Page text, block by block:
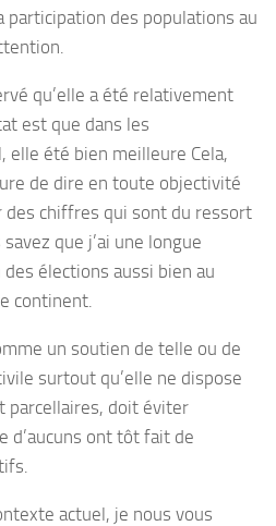
participation des populations au
qu’elle a été relativement
est que dans les
elle été bien meilleure Cela,
de dire en toute objectivité
des chiffres qui sont du ressort
que j’ai une longue
élections aussi bien au
continent.
un soutien de telle ou de
surtout qu’elle ne dispose
parcellaires, doit éviter
d’aucuns ont tôt fait de
actuel, je nous vous